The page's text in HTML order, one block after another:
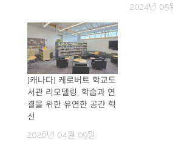
2024년 05
[캐나다] 케로버트 학교도
서관 리모델링, 학습과 연
결을 위한 유연한 공간 혁
신
2026년 04월 09일